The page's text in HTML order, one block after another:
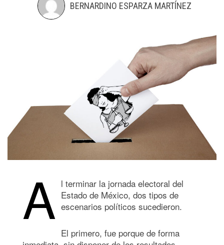
BERNARDINO ESPARZA MARTÍNEZ
A l terminar la jornada electoral del
Estado de México, dos tipos de
escenarios políticos sucedieron.
El primero, fue porque de forma